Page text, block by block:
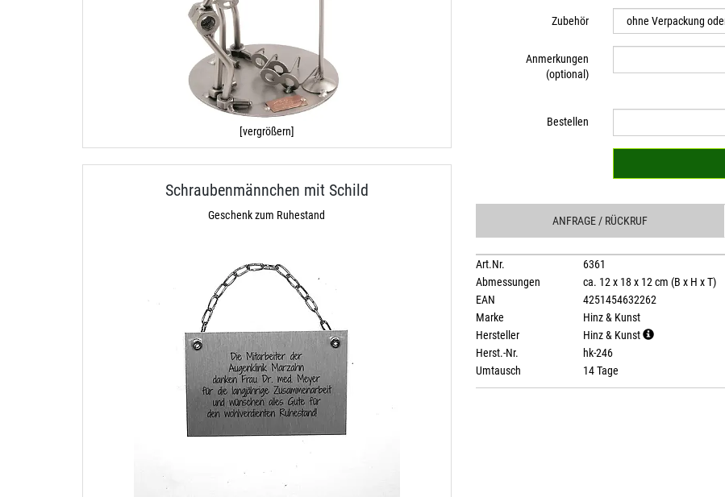
[vergrößern]
Schraubenmännchen mit Schild
Geschenk zum Ruhestand
Zubehör
Anmerkungen
(optional)
Bestellen
ANFRAGE / RÜCKRUF
Art.Nr.
6361
Abmessungen
ca. 12 x 18 x 12 cm (B x H x T)
EAN
4251454632262
Marke
Hinz & Kunst
Hersteller
Hinz & Kunst
Herst.-Nr.
hk-246
Umtausch
14 Tage